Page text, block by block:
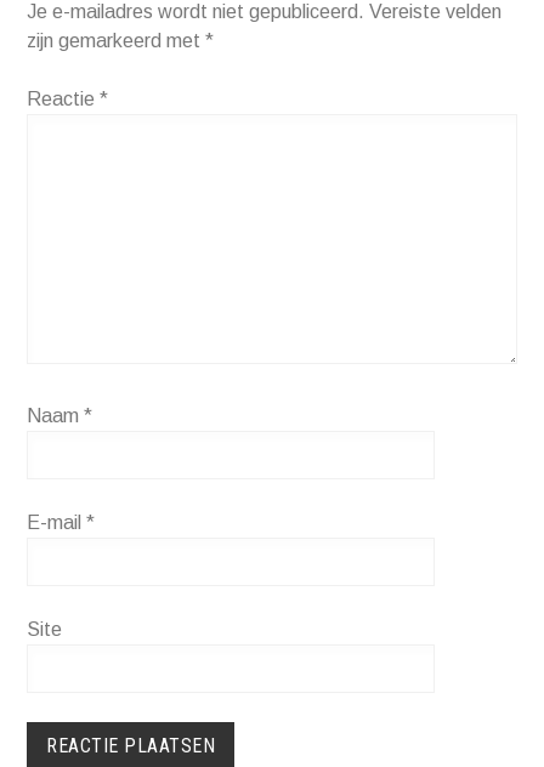
Je e-mailadres wordt niet gepubliceerd. Vereiste velden
zijn gemarkeerd met*
Reactie*
Naam*
E-mail*
Site